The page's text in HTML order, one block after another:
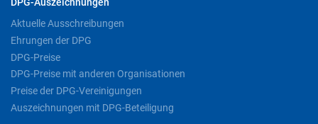
Aktuelle Ausschreibungen
Ehrungen der DPG
DPG-Preise
DPG-Preise mit anderen Organisationen
Preise der DPG-Vereinigungen
Auszeichnungen mit DPG-Beteiligung